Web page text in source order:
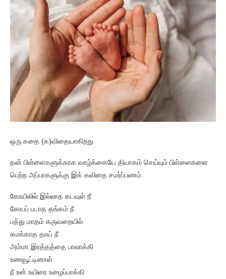
ஒரு கதை (க)விதையாகிறது
தன் பிள்ளைகளுக்காக வாழ்க்கையே தியாகம் செய்யும் பிள்ளைகளை
பெற்ற அப்பாகளுக்கு இக் கவிதை சமர்ப்பணம்.
கோயிலில் இல்லாத கடவுள் நீ
கோபப் படாத தங்கம் நீ
பத்து மாதம் கருவறையில்
சுமக்காத தாய் நீ
அம்மா இரத்தத்தை பாலாக்கி
உணவூட்டினாள்
நீ உன் உயிரை உழைப்பாக்கி